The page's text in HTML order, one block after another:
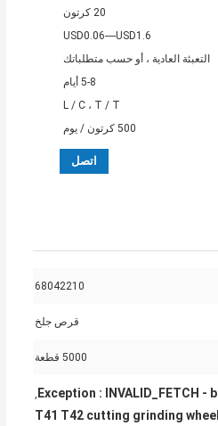
20 كرتون
USD0.06----USD1.6
التعبئة العادية ، أو حسب متطلباتك
5-8 أيام
L / C ، T / T
500 كرتون / يوم
اتصل
68042210
قرص جلخ
5000 قطعة
Exception : INVALID_FETCH
,
T41 T42 cutting grinding wheel